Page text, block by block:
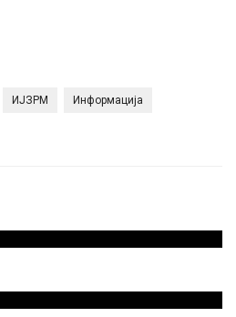
ИЈЗРМ Информација